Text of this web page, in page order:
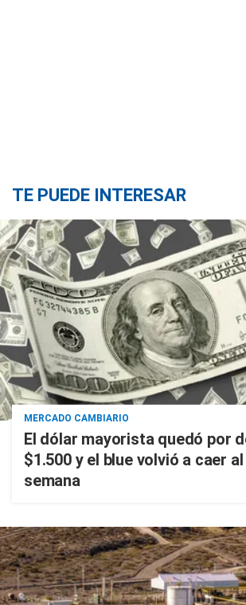
TE PUEDE INTERESAR
MERCADO CAMBIARIO
El dólar mayorista quedó por
$1.500 y el blue volvió a caer
semana